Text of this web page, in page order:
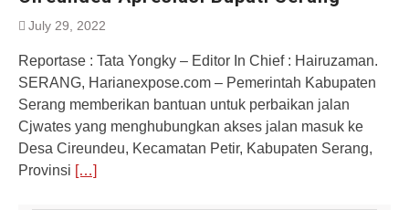
July 29, 2022
Reportase : Tata Yongky – Editor In Chief : Hairuzaman.
SERANG, Harianexpose.com – Pemerintah Kabupaten
Serang memberikan bantuan untuk perbaikan jalan
Cjwates yang menghubungkan akses jalan masuk ke
Desa Cireundeu, Kecamatan Petir, Kabupaten Serang,
Provinsi […]